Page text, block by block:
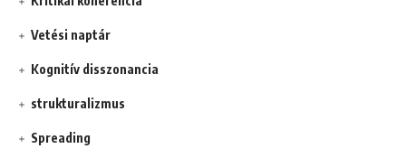
Vetési naptár
Kognitív disszonancia
strukturalizmus
Spreading